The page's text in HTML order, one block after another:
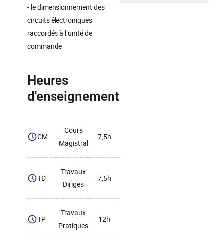
- le dimensionnement des
circuits électroniques
raccordés à l’unité de
commande
Heures
d'enseignement
CM
Cours
Magistral
7,5h
TD
Travaux
Dirigés
7,5h
TP
Travaux
Pratiques
12h